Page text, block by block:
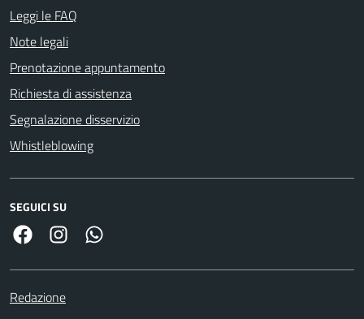
Leggi le FAQ
Note legali
Prenotazione appuntamento
Richiesta di assistenza
Segnalazione disservizio
Whistleblowing
SEGUICI SU
Facebook Link Instagram
Redazione